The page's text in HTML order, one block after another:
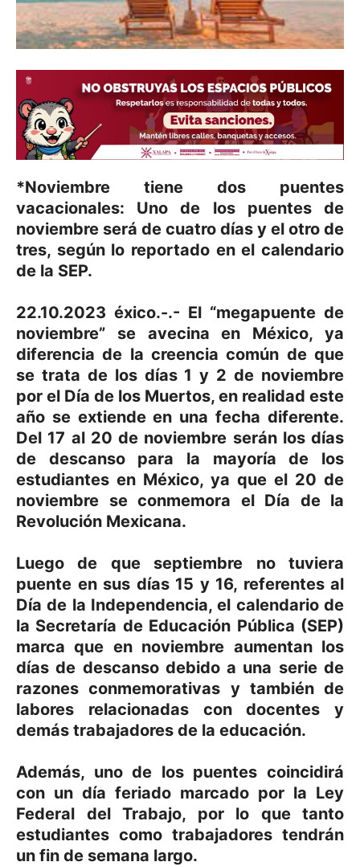
*Noviembre tiene dos puentes
vacacionales: Uno de los puentes de
noviembre será de cuatro días y el otro de
tres, según lo reportado en el calendario
de la SEP.
22.10.2023 éxico.-.- El “megapuente de
noviembre” se avecina en México, ya
diferencia de la creencia común de que
se trata de los días 1 y 2 de noviembre
por el Día de los Muertos, en realidad este
año se extiende en una fecha diferente.
Del 17 al 20 de noviembre serán los días
de descanso para la mayoría de los
estudiantes en México, ya que el 20 de
noviembre se conmemora el Día de la
Revolución Mexicana.
Luego de que septiembre no tuviera
puente en sus días 15 y 16, referentes al
Día de la Independencia, el calendario de
la Secretaría de Educación Pública (SEP)
marca que en noviembre aumentan los
días de descanso debido a una serie de
razones conmemorativas y también de
labores relacionadas con docentes y
demás trabajadores de la educación.
Además, uno de los puentes coincidirá
con un día feriado marcado por la Ley
Federal del Trabajo, por lo que tanto
estudiantes como trabajadores tendrán
un fin de semana largo.